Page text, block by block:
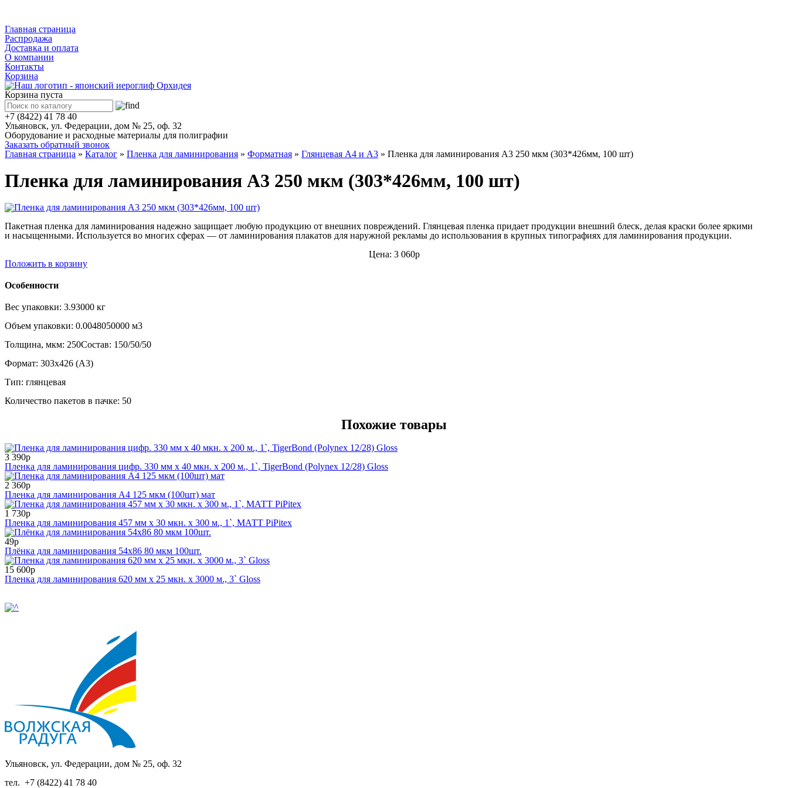
Главная страница
Распродажа
Доставка и оплата
О компании
Контакты
Корзина
Корзина пуста
+7 (8422) 41 78 40
Ульяновск, ул. Федерации, дом № 25, оф. 32
Оборудование и расходные материалы для полиграфии
Заказать обратный звонок
Главная страница » Каталог » Пленка для ламинирования » Форматная » Глянцевая А4 и А3 » Пленка для ламинирования А3 250 мкм (303*426мм, 100 шт)
Пленка для ламинирования А3 250 мкм (303*426мм, 100 шт)
Пакетная пленка для ламинирования надежно защищает любую продукцию от внешних повреждений. Глянцевая пленка придает продукции внешний блеск, делая краски более яркими
и насыщенными. Используется во многих сферах — от ламинирования плакатов для наружной рекламы до использования в крупных типографиях для ламинирования продукции.
Цена: 3 060р
Положить в корзину
Особенности
Вес упаковки: 3.93000 кг
Объем упаковки: 0.0048050000 м3
Толщина, мкм: 250Состав: 150/50/50
Формат: 303x426 (A3)
Тип: глянцевая
Количество пакетов в пачке: 50
Похожие товары
3 390р
Пленка для ламинирования цифр. 330 мм x 40 мкн. x 200 м., 1`, TigerBond (Polynex 12/28) Gloss
2 360р
Пленка для ламинирования А4 125 мкм (100шт) мат
1 730р
Пленка для ламинирования 457 мм x 30 мкн. x 300 м., 1`, МАТТ PiPitex
49р
Плёнка для ламинирования 54х86 80 мкм 100шт.
15 600р
Пленка для ламинирования 620 мм x 25 мкн. x 3000 м., 3` Gloss
Ульяновск, ул. Федерации, дом № 25, оф. 32
тел. +7 (8422) 41 78 40